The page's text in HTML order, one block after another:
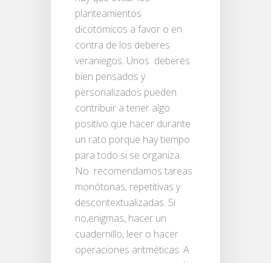
planteamientos
dicotómicos a favor o en
contra de los deberes
veraniegos. Unos deberes
bien pensados y
personalizados pueden
contribuir a tener algo
positivo que hacer durante
un rato porque hay tiempo
para todo si se organiza.
No recomendamos tareas
monótonas, repetitivas y
descontextualizadas. Si
no,enigmas, hacer un
cuadernillo, leer o hacer
operaciones aritméticas. A